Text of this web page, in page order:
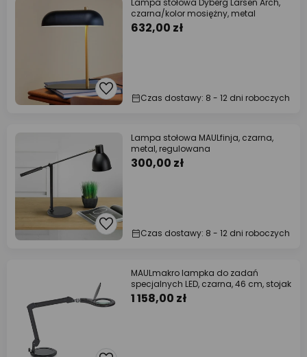
Lampa stołowa Dyberg Larsen Arch,
czarna/kolor mosiężny, metal
632,00 zł
Czas dostawy: 8 - 12 dni roboczych
Lampa stołowa MAULfinja, czarna,
metal, regulowana
300,00 zł
Czas dostawy: 8 - 12 dni roboczych
MAULmakro lampka do zadań
specjalnych LED, czarna, 46 cm, stojak
1 158,00 zł